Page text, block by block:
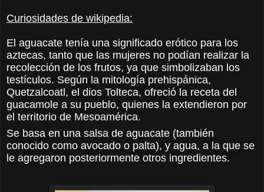
Curiosidades de wikipedia:
El aguacate tenía una significado erótico para los
aztecas, tanto que las mujeres no podían realizar la
recolección de los frutos, ya que simbolizaban los
testículos. Según la mitología prehispánica,
Quetzalcoatl, el dios Tolteca, ofreció la receta del
guacamole a su pueblo, quienes la extendieron por
el territorio de Mesoamérica.
Se basa en una salsa de aguacate (también
conocido como avocado o palta), y agua, a la que se
le agregaron posteriormente otros ingredientes.